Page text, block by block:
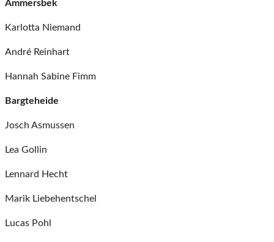
Ammersbek
Karlotta Niemand
André Reinhart
Hannah Sabine Fimm
Bargteheide
Josch Asmussen
Lea Gollin
Lennard Hecht
Marik Liebehentschel
Lucas Pohl